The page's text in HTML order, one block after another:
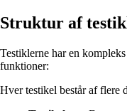
Struktur af
Testiklerne har en
funktioner:
Hver testikel består af flere